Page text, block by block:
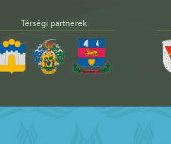
Térségi partnerek